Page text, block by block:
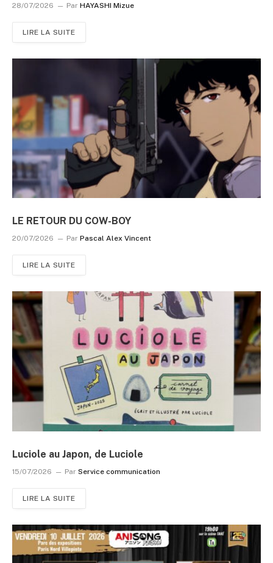
28/07/2026 Par HAYASHI Mizue
LIRE LA SUITE
LE RETOUR DU COW-BOY
20/07/2026 Par Pascal Alex Vincent
LIRE LA SUITE
Luciole au Japon, de Luciole
15/07/2026 Par Service communication
LIRE LA SUITE